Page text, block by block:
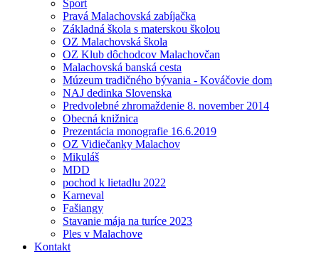
Šport
Pravá Malachovská zabíjačka
Základná škola s materskou školou
OZ Malachovská škola
OZ Klub dôchodcov Malachovčan
Malachovská banská cesta
Múzeum tradičného bývania - Kováčovie dom
NAJ dedinka Slovenska
Predvolebné zhromaždenie 8. november 2014
Obecná knižnica
Prezentácia monografie 16.6.2019
OZ Vidiečanky Malachov
Mikuláš
MDD
pochod k lietadlu 2022
Karneval
Fašiangy
Stavanie mája na turíce 2023
Ples v Malachove
Kontakt